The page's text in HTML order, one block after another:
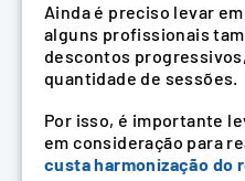
Ainda é preciso levar
alguns profissionais
descontos
quantidade de sessões.
Por isso, é importante
em consideração para
custa harmonização do